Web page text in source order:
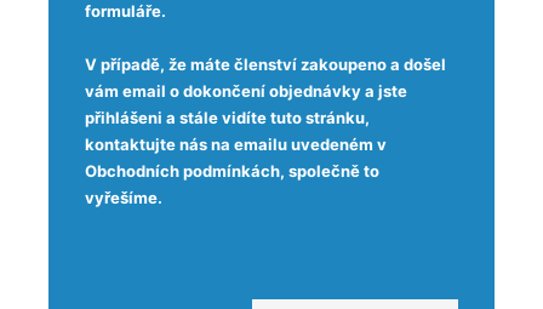
formuláře.
V případě, že máte členství zakoupeno a došel
vám email o dokončení objednávky a jste
přihlášeni a stále vidíte tuto stránku,
kontaktujte nás na emailu uvedeném v
Obchodních podmínkách, společně to
vyřešíme.